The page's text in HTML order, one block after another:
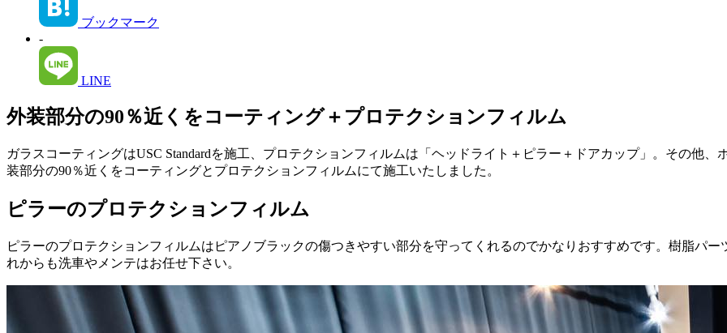
ブックマーク
-
LINE
外装部分の90％近くをコーティング＋プロテクションフィルム
ガラスコーティングはUSC Standardを施工、プロテクションフィルムは「ヘッドライト＋ピラー＋ドアカップ」。その他
装部分の90％近くをコーティングとプロテクションフィルムにて施工いたしました。
ピラーのプロテクションフィルム
ピラーのプロテクションフィルムはピアノブラックの傷つきやすい部分を守ってくれるのでかなりおすすめです。樹脂パ
れからも洗車やメンテはお任せ下さい。